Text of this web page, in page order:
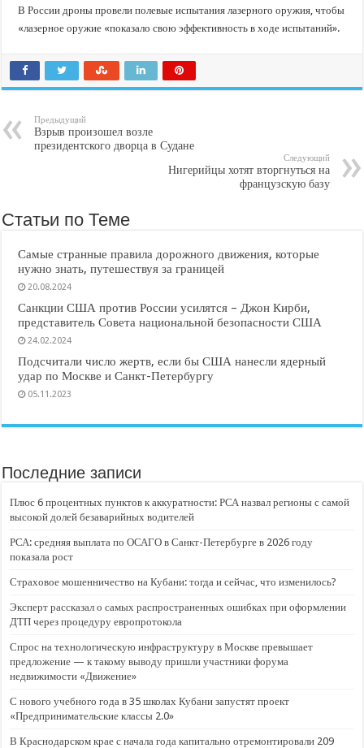
Важные правила обращения в вашу страховую компанию
Стартовал прием заявок на 20-й юбилейный молодежный форум «Регион 93»
В России дроны провели полевые испытания лазерного оружия, чтобы
«лазерное оружие «показало свою эффективность в ходе испытаний».
Предыдущий
Взрыв произошел возле
президентского дворца в Судане
Следующий
Нигерийцы хотят вторгнуться на
французскую базу
Статьи по Теме
Самые странные правила дорожного движения, которые
нужно знать, путешествуя за границей
20.08.2024
Санкции США против России усилятся – Джон Кирби,
представитель Совета национальной безопасности США
24.02.2024
Подсчитали число жертв, если бы США нанесли ядерный
удар по Москве и Санкт-Петербургу
05.11.2023
Последние записи
Плюс 6 процентных пунктов к аккуратности: РСА назвал регионы с самой
высокой долей безаварийных водителей
РСА: средняя выплата по ОСАГО в Санкт-Петербурге в 2026 году
показала рост
Страховое мошенничество на Кубани: тогда и сейчас, что изменилось?
Эксперт рассказал о самых распространенных ошибках при оформлении
ДТП через процедуру европротокола
Спрос на технологическую инфраструктуру в Москве превышает
предложение — к такому выводу пришли участники форума
недвижимости «Движение»
С нового учебного года в 35 школах Кубани запустят проект
«Предпринимательские классы 2.0»
В Краснодарском крае с начала года капитально отремонтировали 209